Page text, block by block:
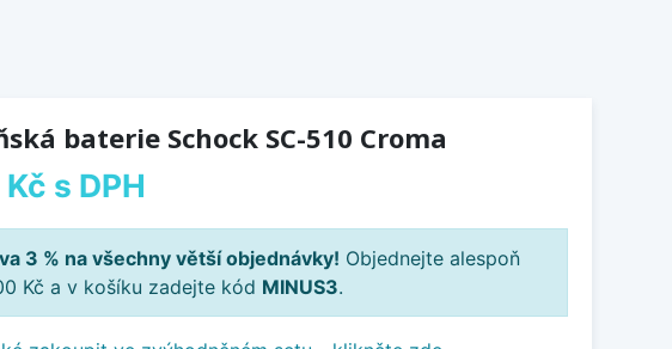
baterie Schock SC-510 Croma
s DPH
3 % na všechny větší objednávky! Objednejte alespoň
Kč a v košíku zadejte kód MINUS3.